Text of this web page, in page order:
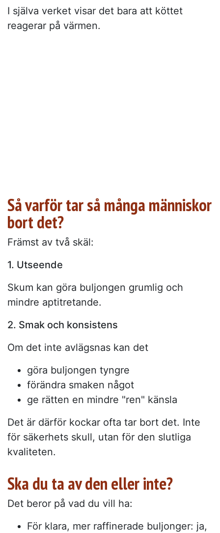
I själva verket visar det bara att köttet
reagerar på värmen.
Så varför tar så många människor
bort det?
Främst av två skäl:
1. Utseende
Skum kan göra buljongen grumlig och
mindre aptitretande.
2. Smak och konsistens
Om det inte avlägsnas kan det
göra buljongen tyngre
förändra smaken något
ge rätten en mindre "ren" känsla
Det är därför kockar ofta tar bort det. Inte
för säkerhets skull, utan för den slutliga
kvaliteten.
Ska du ta av den eller inte?
Det beror på vad du vill ha:
För klara, mer raffinerade buljonger: ja,